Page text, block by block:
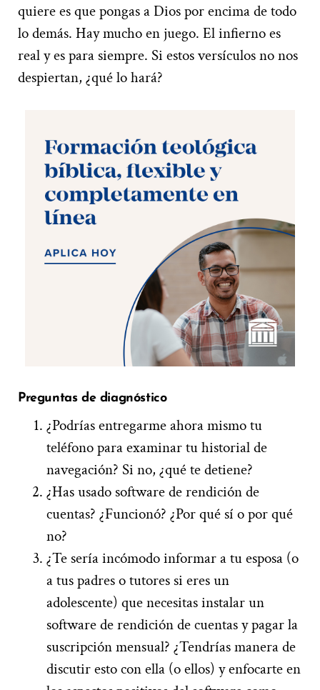
quiere es que pongas a Dios por encima de todo
lo demás. Hay mucho en juego. El infierno es
real y es para siempre. Si estos versículos no nos
despiertan, ¿qué lo hará?
Preguntas de diagnóstico
¿Podrías entregarme ahora mismo tu
teléfono para examinar tu historial de
navegación? Si no, ¿qué te detiene?
¿Has usado software de rendición de
cuentas? ¿Funcionó? ¿Por qué sí o por qué
no?
¿Te sería incómodo informar a tu esposa (o
a tus padres o tutores si eres un
adolescente) que necesitas instalar un
software de rendición de cuentas y pagar la
suscripción mensual? ¿Tendrías manera de
discutir esto con ella (o ellos) y enfocarte en